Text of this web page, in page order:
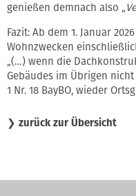
genießen demnach also „
Fazit: Ab dem 1. Januar
Wohnzwecken
„(…) wenn die
Gebäudes im Übrigen
1 Nr. 18 BayBO, wieder
❯ zurück zur Übersicht